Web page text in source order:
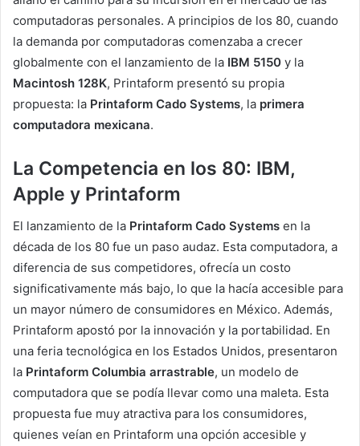
computadoras personales. A principios de los 80, cuando
la demanda por computadoras comenzaba a crecer
globalmente con el lanzamiento de la IBM 5150 y la
Macintosh 128K, Printaform presentó su propia
propuesta: la Printaform Cado Systems, la primera
computadora mexicana.
La Competencia en los 80: IBM,
Apple y Printaform
El lanzamiento de la Printaform Cado Systems en la
década de los 80 fue un paso audaz. Esta computadora, a
diferencia de sus competidores, ofrecía un costo
significativamente más bajo, lo que la hacía accesible para
un mayor número de consumidores en México. Además,
Printaform apostó por la innovación y la portabilidad. En
una feria tecnológica en los Estados Unidos, presentaron
la Printaform Columbia arrastrable, un modelo de
computadora que se podía llevar como una maleta. Esta
propuesta fue muy atractiva para los consumidores,
quienes veían en Printaform una opción accesible y